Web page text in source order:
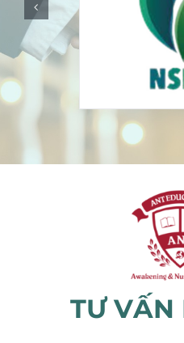
Sự kiện
Tin tức
TƯ VẤN